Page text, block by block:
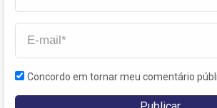
Concordo em tornar meu comentário